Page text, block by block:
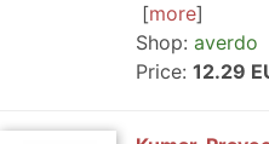
more
Shop: averdo
Price: 12.29